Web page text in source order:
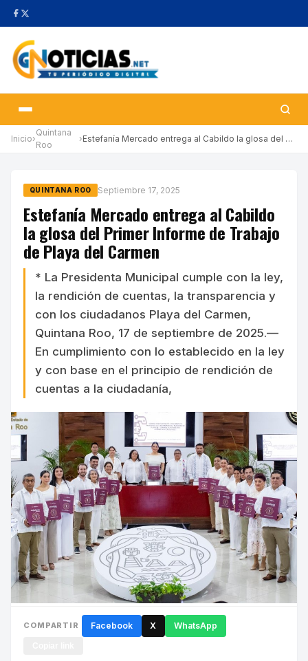
Inicio›
Quintana
Roo
› Estefanía Mercado entrega al Cabildo la glosa del Primer Informe…
QUINTANA ROO Septiembre 17, 2025
Estefanía Mercado entrega al Cabildo
la glosa del Primer Informe de Trabajo
de Playa del Carmen
* La Presidenta Municipal cumple con la ley,
la rendición de cuentas, la transparencia y
con los ciudadanos Playa del Carmen,
Quintana Roo, 17 de septiembre de 2025.—
En cumplimiento con lo establecido en la ley
y con base en el principio de rendición de
cuentas a la ciudadanía,
COMPARTIR Facebook X WhatsApp